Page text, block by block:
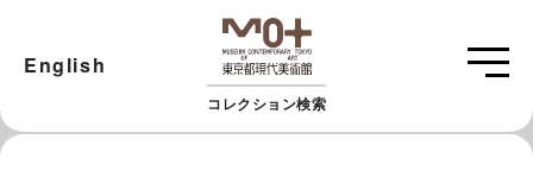
コレクション検索
English